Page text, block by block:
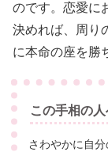
のです。恋愛に
決めれば、周り
に本命の座を勝
この手相の
さわやかに自